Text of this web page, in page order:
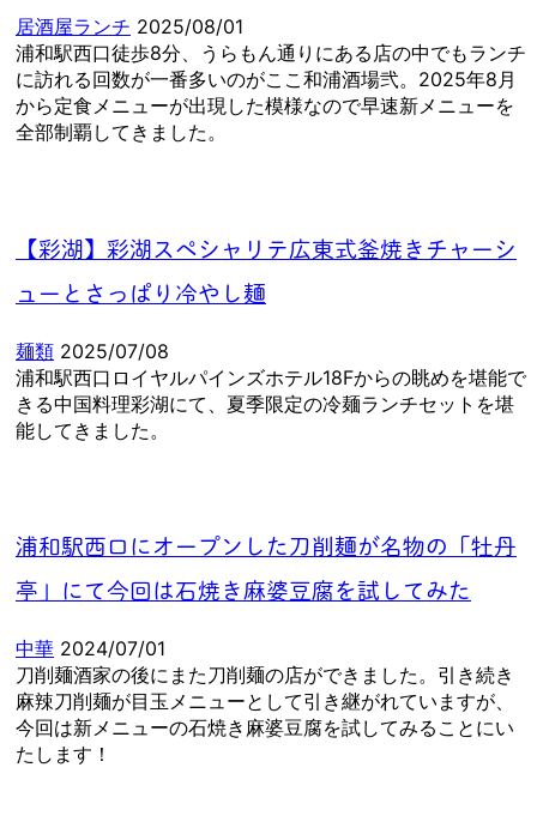
居酒屋ランチ 2025/08/01
浦和駅西口徒歩8分、うらもん通りにある店の中でもランチ
に訪れる回数が一番多いのがここ和浦酒場弐。2025年8月
から定食メニューが出現した模様なので早速新メニューを
全部制覇してきました。
【彩湖】彩湖スペシャリテ広東式釜焼きチャーシ
ューとさっぱり冷やし麺
麺類 2025/07/08
浦和駅西口ロイヤルパインズホテル18Fからの眺めを堪能で
きる中国料理彩湖にて、夏季限定の冷麺ランチセットを堪
能してきました。
浦和駅西口にオープンした刀削麺が名物の「牡丹
亭」にて今回は石焼き麻婆豆腐を試してみた
中華 2024/07/01
刀削麺酒家の後にまた刀削麺の店ができました。引き続き
麻辣刀削麺が目玉メニューとして引き継がれていますが、
今回は新メニューの石焼き麻婆豆腐を試してみることにい
たします！